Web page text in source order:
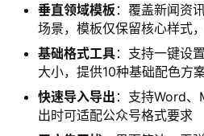
垂直领域模板 ：覆盖新闻资
场景，模板仅保留核心样式
基础格式工具：支持一键设
大小，提供10种基础配色方
快速导入导出 ：支持Word
出时可适配公众号格式要求